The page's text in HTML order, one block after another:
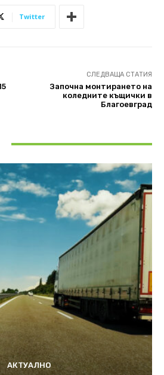
Twitter
СЛЕДВАЩА СТАТИЯ
Започна монтирането на
коледните къщички в
Благоевград
АКТУАЛНО